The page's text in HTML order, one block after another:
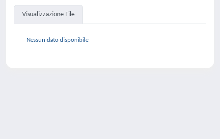
Visualizzazione File
Nessun dato disponibile